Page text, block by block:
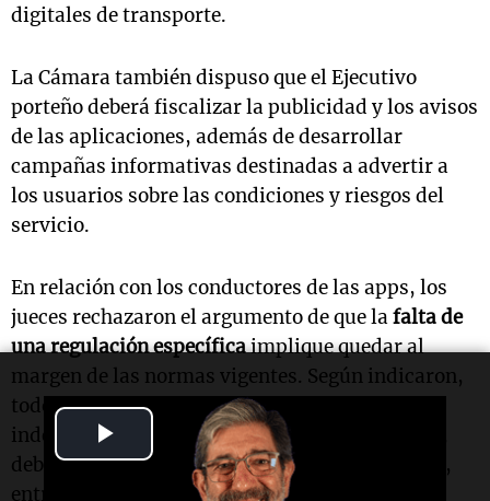
Video
digitales de transporte.
La Cámara también dispuso que el Ejecutivo
porteño deberá fiscalizar la publicidad y los avisos
de las aplicaciones, además de desarrollar
campañas informativas destinadas a advertir a
los usuarios sobre las condiciones y riesgos del
servicio.
En relación con los conductores de las apps, los
jueces rechazaron el argumento de que lafalta de
una regulación específicaimplique quedar al
margen de las normas vigentes. Según indicaron,
todo prestador de transporte de pasajeros,
independientemente de la modalidad utilizada,
debe cumplir exigencias mínimas de seguridad,
entre ellas contar con licencia profesional